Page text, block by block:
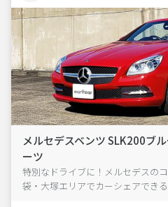
メルセデスベンツ SLK200ブ
ーツ
特別なドライブに！メルセデスの
袋・大塚エリアでカーシェアできる